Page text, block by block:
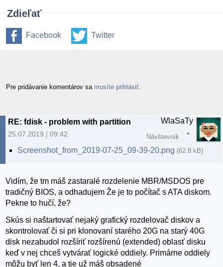
Zdieľať
Facebook Twitter
Pre pridávanie komentárov sa musíte prihlásiť
RE: fdisk - problem with partition
25.07.2019 | 09:42
WlaSaTy
Návštevník
Screenshot_from_2019-07-25_09-39-20.png (62.8 kB)
Vidím, že tm máš zastaralé rozdelenie MBR/MSDOS pre
tradičný BIOS, a odhadujem Že je to počítač s ATA diskom.
Pekne to hučí, že?
Skús si naštartovať nejaký grafický rozdelovač diskov a
skontrolovať či si pri klonovaní starého 20G na starý 40G
disk nezabudol rozšíriť rozšírenú (extended) oblasť disku
keď v nej chceš vytvárať logické oddiely. Primárne oddiely
môžu byť len 4, a tie už máš obsadené